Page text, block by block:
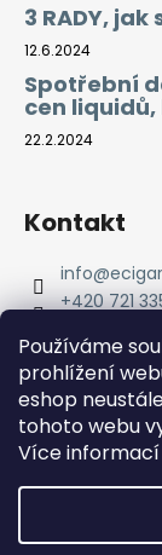
Používáme
prohlížení
eshop
tohoto webu
Více informací
3 RADY,
12.6.2024
Spotřební
cen
22.2.2024
Kontakt
info@
+420 721